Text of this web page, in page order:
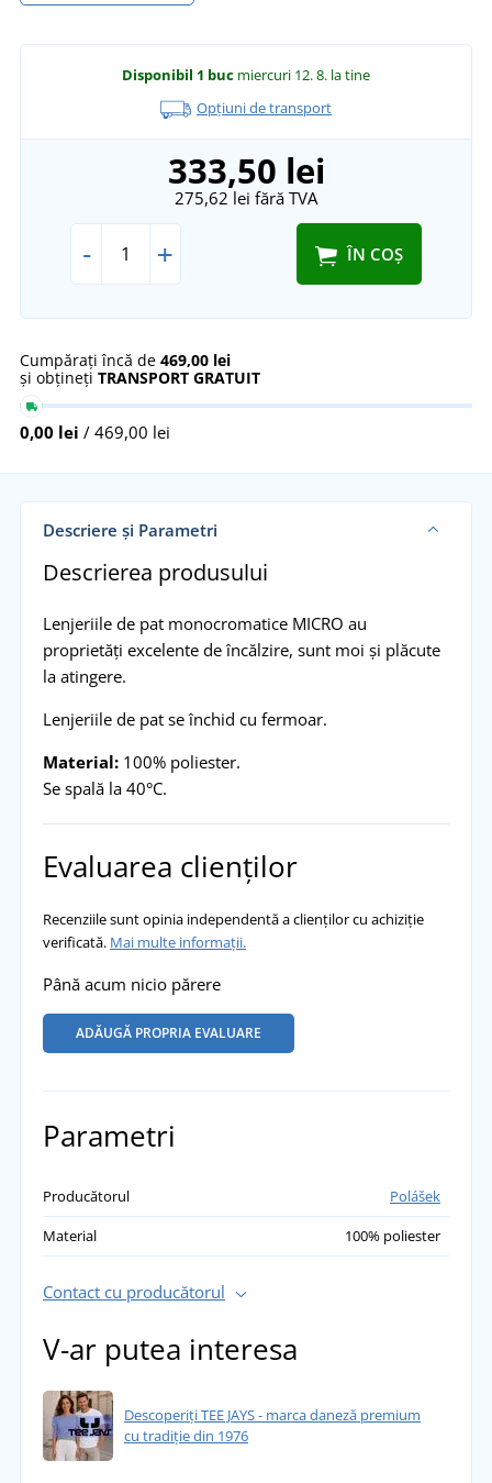
Disponibil 1 buc miercuri 12. 8. la tine
Opțiuni de transport
333,50 lei
275,62 lei fără TVA
- + ÎN COȘ
Cumpărați încă de 469,00 lei
și obțineți TRANSPORT GRATUIT
0,00 lei / 469,00 lei
Descriere și Parametri
Descrierea produsului
Lenjeriile de pat monocromatice MICRO au
proprietăți excelente de încălzire, sunt moi și plăcute
la atingere.
Lenjeriile de pat se închid cu fermoar.
Material:100% poliester.
Se spală la 40°C.
Evaluarea clienților
Recenziile sunt opinia independentă a clienților cu achiziție
verificată. Mai multe informații.
Până acum nicio părere
ADĂUGĂ PROPRIA EVALUARE
Parametri
Producătorul
Polášek
Material
100% poliester
Contact cu producătorul
V-ar putea interesa
Descoperiți TEE JAYS - marca daneză premium
cu tradiție din 1976